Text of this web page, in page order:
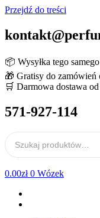
Przejdź do treści
📦 Wysyłka tego
🎁 Gratisy do zamówień
🛒 Darmowa dostawa od
571-927-114
0.00zł 0 Wózek